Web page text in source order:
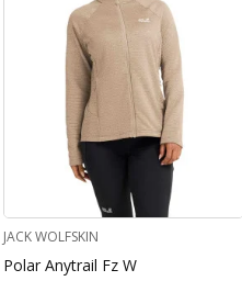
JACK WOLFSKIN
Polar Anytrail Fz W